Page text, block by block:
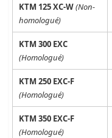
KTM 125 XC-W(Non-
homologué)
KTM 300 EXC
(Homologué)
KTM 250 EXC-F
(Homologué)
KTM 350 EXC-F
(Homologué)